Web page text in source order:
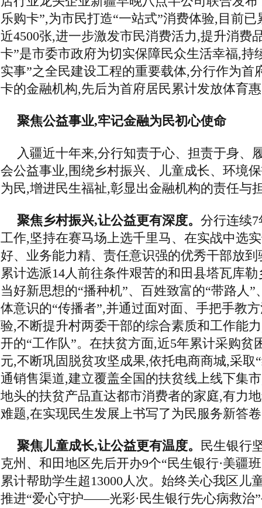
乐购卡”,为市民打造“一站式”消费体验,目前
近4500张,进一步激发市民消费活力,提升消费
卡”是市委市政府为切实保障民众生活幸福,持
实事”之全民建设工程的重要载体,分行作为首
卡的金融机构,先后为首府居民累计发放体育
聚焦公益事业,牢记金融为民初心使命
入疆近十年来,分行知责于心、担责于身、
会公益事业,围绕乡村振兴、儿童成长、环境
为民,增进民生福祉,彰显出金融机构的责任与
聚焦乡村振兴,让公益更有深度。 分行连续7
工作,坚持在赛马场上选千里马、在实战中选
好、业务能力精、责任意识强的优秀干部放
累计选派14人前往条件艰苦的和田县塔瓦库
当好新思想的“播种机”、百姓致富的“带路人
体意识的“传播者”,并通过面对面、手把手教
验,不断提升村两委干部的综合素质和工作能
开的“工作队”。在扶贫方面,近5年累计采购贫
元,不断巩固脱贫攻坚成果,依托电商商城,采取
通销售渠道,建立覆盖全国的扶贫线上线下集
地头的扶贫产品直达都市消费者的家庭,有力
难题,在实现民生发展上书写了为民服务新答
聚焦儿童成长,让公益更有温度。 民生银行
克州、和田地区先后开办9个“民生银行·美疆
累计帮助学生超13000人次。始终关心我区儿
推进“爱心守护——光彩·民生银行先心病救治